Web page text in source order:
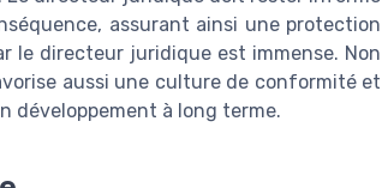
assurant ainsi une protection
le directeur juridique est immense. Non
aussi une culture de conformité et
développement à long terme.